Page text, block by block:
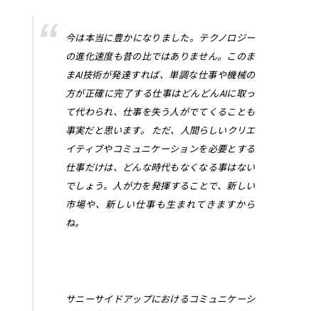
今は本当に豊かになりました。テクノロジー
の進化速度も昔の比ではありません。このま
まAI技術が発達すれば、単調な仕事や機械の
方が正確に完了する仕事はどんどんAIに取っ
て代わられ、仕事を失う人がでてくることも
事実だと思います。 ただ、人間らしいクリエ
イティブやコミュニケーションを必要とする
仕事だけは、どんな時代もなくなる事はない
でしょう。人が力を発揮することで、新しい
市場や、新しい仕事も生まれてきますから
ね。
サニーサイドアップにおけるコミュニケーシ